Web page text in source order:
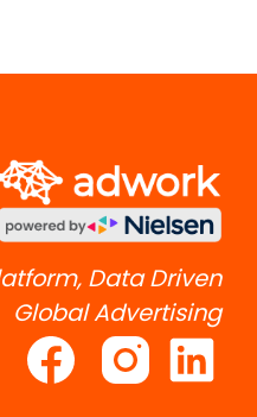
Data Driven
Global Advertising